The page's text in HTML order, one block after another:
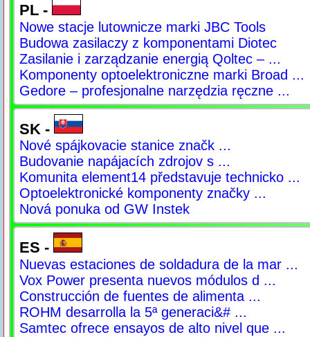
PL -
Nowe stacje lutownicze marki JBC Tools
Budowa zasilaczy z komponentami Diotec
Zasilanie i zarządzanie energią Qoltec – ...
Komponenty optoelektroniczne marki Broad ...
Gedore – profesjonalne narzędzia ręczne ...
SK -
Nové spájkovacie stanice značk ...
Budovanie napájacích zdrojov s ...
Komunita element14 představuje technicko ...
Optoelektronické komponenty značky ...
Nová ponuka od GW Instek
ES -
Nuevas estaciones de soldadura de la mar ...
Vox Power presenta nuevos módulos d ...
Construcción de fuentes de alimenta ...
ROHM desarrolla la 5ª generaci&# ...
Samtec ofrece ensayos de alto nivel que ...